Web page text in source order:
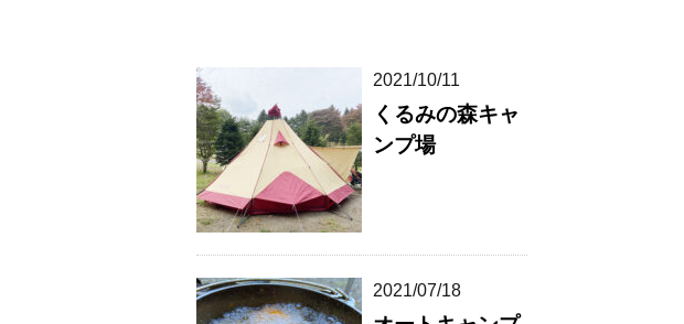
2021/10/11
くるみの森キャ
ンプ場
2021/07/18